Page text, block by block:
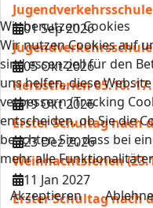
01 Sep 2026
05 Okt 2026
Herbstferien 05.10.-
19 Okt 2026
Erster Schultag nach
23 Dez 2026
Weihnachtsferien
11 Jan 2027
Erster Schultag nach
Wir benutzen Cookies
Wir nutzen Cookies auf
sind essenziell für den
uns helfen, diese
verbessern (Tracking
entscheiden, ob Sie die
beachten Sie, dass bei
mehr alle
Akzeptieren